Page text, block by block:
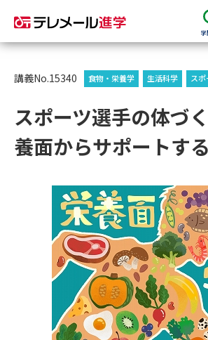
学
資料請求
大学・短大の資料種類から請求
総合型選抜・学校推薦型選抜 募
集要項＆願書
大学入学
募集要項
過去問題集
大学・短大以外の資料から請求
専門学校の資料請求 大学院
講義No.15340 食物・栄養学 生活科学 ス
スポーツ選手の体づ
養面からサポートする